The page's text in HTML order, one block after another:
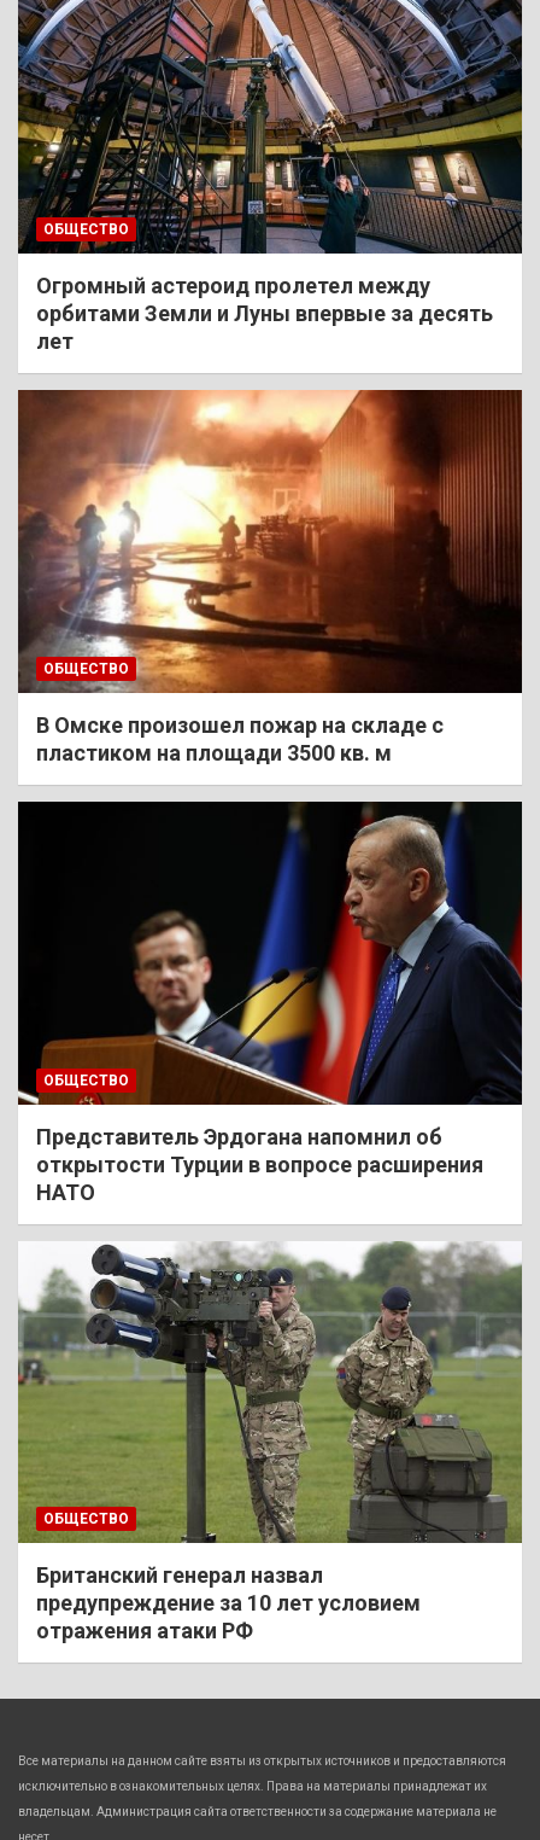
ОБЩЕСТВО
Огромный астероид пролетел между
орбитами Земли и Луны впервые за десять
лет
ОБЩЕСТВО
В Омске произошел пожар на складе с
пластиком на площади 3500 кв. м
ОБЩЕСТВО
Представитель Эрдогана напомнил об
открытости Турции в вопросе расширения
НАТО
ОБЩЕСТВО
Британский генерал назвал
предупреждение за 10 лет условием
отражения атаки РФ
Все материалы на данном сайте взяты из открытых источников и предоставляются
исключительно в ознакомительных целях. Права на материалы принадлежат их
владельцам. Администрация сайта ответственности за содержание материала не